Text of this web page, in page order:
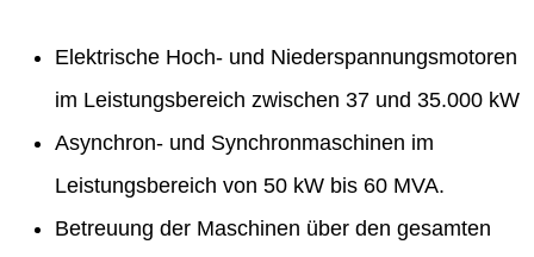
Elektrische Hoch- und Niederspannungsmotoren
im Leistungsbereich zwischen 37 und 35.000 kW
Asynchron- und Synchronmaschinen im
Leistungsbereich von 50 kW bis 60 MVA.
Betreuung der Maschinen über den gesamten